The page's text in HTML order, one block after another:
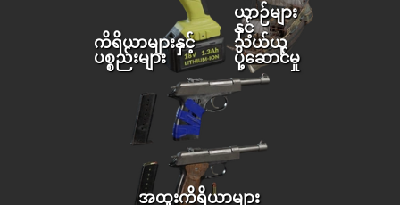
ကိရိယာများနှင့်
ပစ္စည်းများ
ယာဉ်များ
နှင့်
သယ်ယူ
ပို့ဆောင်မှု
အထူးကိရိယာများ